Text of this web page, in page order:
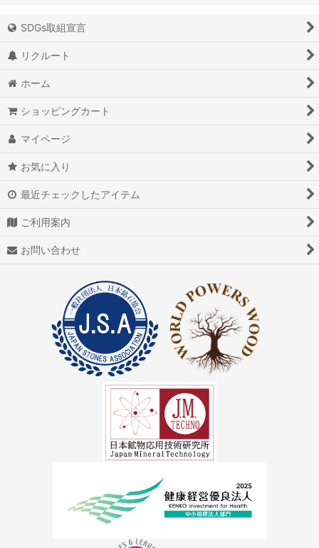
アイオライト
アイスクォーツ
アイリスクォーツ
アゼツライト
アフガナイト
アップルグリーンファントム
アベンチュリン
アレキサンドライト
SDGs取組宣言
リクルート
ホーム
ショッピングカート
マイページ
お気に入り
最近チェックしたアイテム
ご利用案内
お問い合わせ